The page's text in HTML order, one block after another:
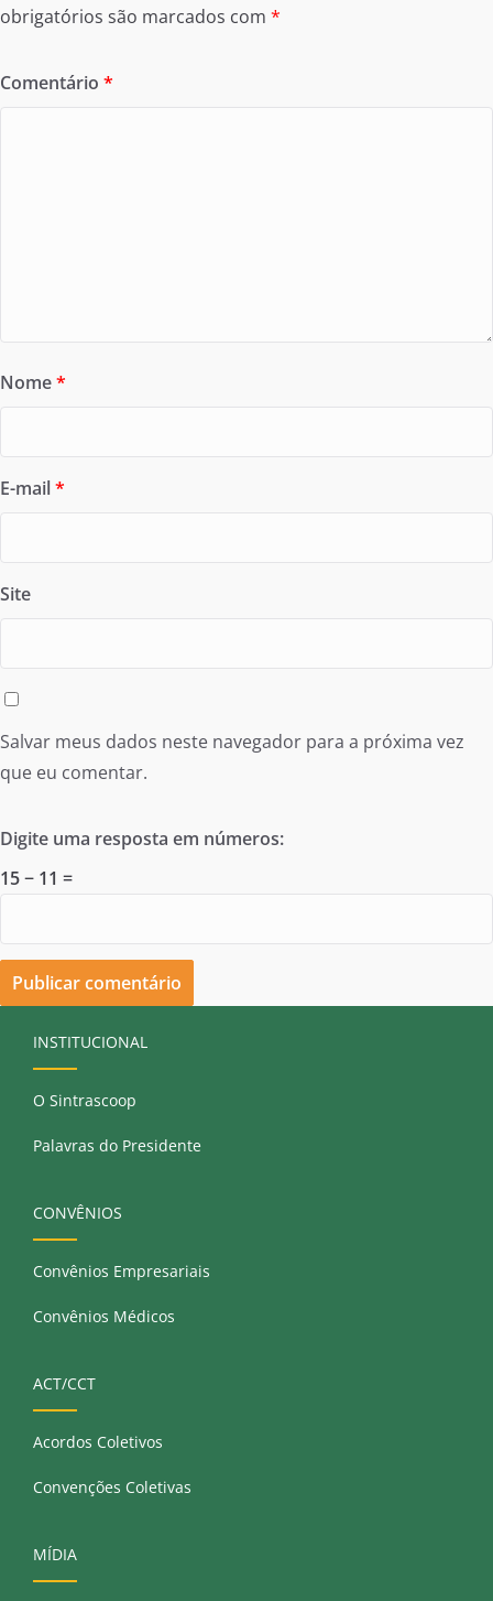
obrigatórios são marcados com *
Comentário *
Nome*
E-mail*
Site
Salvar meus dados neste navegador para a próxima vez
que eu comentar.
Digite uma resposta em números:
15 − 11 =
INSTITUCIONAL
O Sintrascoop
Palavras do Presidente
CONVÊNIOS
Convênios Empresariais
Convênios Médicos
ACT/CCT
Acordos Coletivos
Convenções Coletivas
MÍDIA